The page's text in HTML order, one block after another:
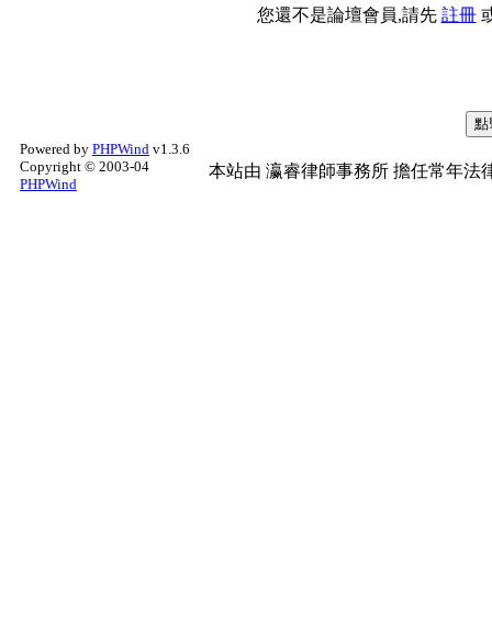
您還不是論壇會員,請先 註冊
Powered by PHPWind v1.3.6
Copyright © 2003-04
PHPWind
本站由 瀛睿律師事務所 擔任常年法